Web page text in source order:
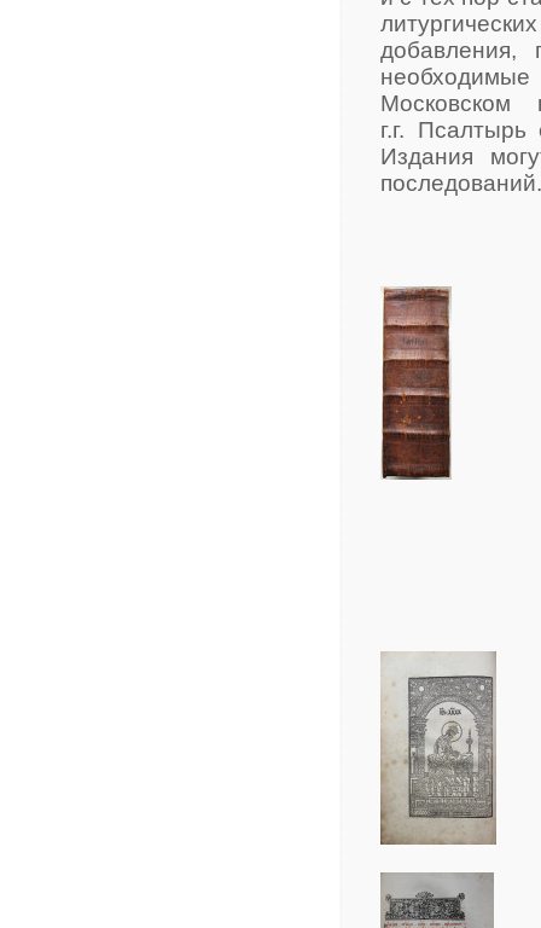
добавления,
необходимые
г.г.
Издания
последований.